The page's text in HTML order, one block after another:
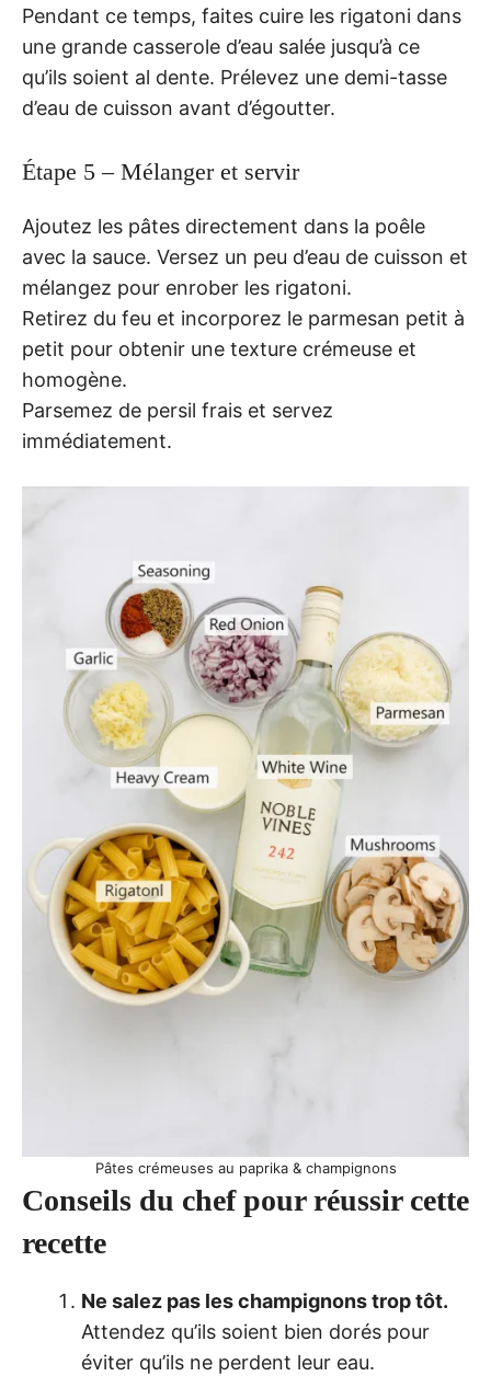
Pendant ce temps, faites cuire les rigatoni dans
une grande casserole d’eau salée jusqu’à ce
qu’ils soient al dente. Prélevez une demi-tasse
d’eau de cuisson avant d’égoutter.
Étape 5 – Mélanger et servir
Ajoutez les pâtes directement dans la poêle
avec la sauce. Versez un peu d’eau de cuisson et
mélangez pour enrober les rigatoni.
Retirez du feu et incorporez le parmesan petit à
petit pour obtenir une texture crémeuse et
homogène.
Parsemez de persil frais et servez
immédiatement.
Pâtes crémeuses au paprika & champignons
Conseils du chef pour réussir cette
recette
Ne salez pas les champignons trop tôt.
Attendez qu’ils soient bien dorés pour
éviter qu’ils ne perdent leur eau.